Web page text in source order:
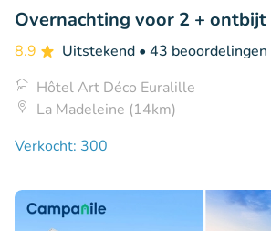
Overnachting voor 2 +
8.9 Uitstekend • 43 beoordelingen
Hôtel Art Déco Euralille
La Madeleine (14km)
Verkocht: 300